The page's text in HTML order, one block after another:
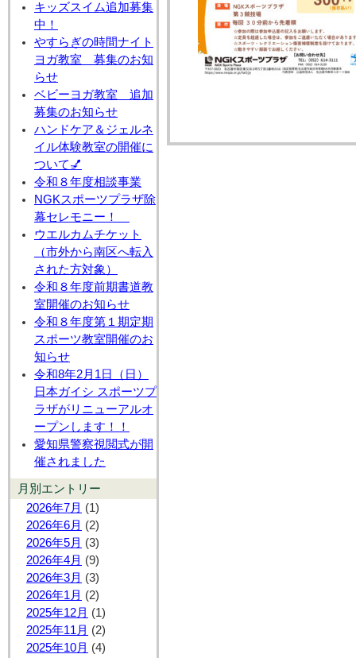
キッズスイム追加募集
中！
やすらぎの時間ナイト
ヨガ教室 募集のお知
らせ
ベビーヨガ教室 追加
募集のお知らせ
ハンドケア＆ジェルネ
イル体験教室の開催に
ついて💅
令和８年度相談事業
NGKスポーツプラザ除
幕セレモニー！
ウエルカムチケット
（市外から南区へ転入
された方対象）
令和８年度前期書道教
室開催のお知らせ
令和８年度第１期定期
スポーツ教室開催のお
知らせ
令和8年2月1日（日）
日本ガイシ スポーツプ
ラザがリニューアルオ
ープンします！！
愛知県警察視閲式が開
催されました
月別エントリー
2026年7月 (1)
2026年6月 (2)
2026年5月 (3)
2026年4月 (9)
2026年3月 (3)
2026年1月 (2)
2025年12月 (1)
2025年11月 (2)
2025年10月 (4)